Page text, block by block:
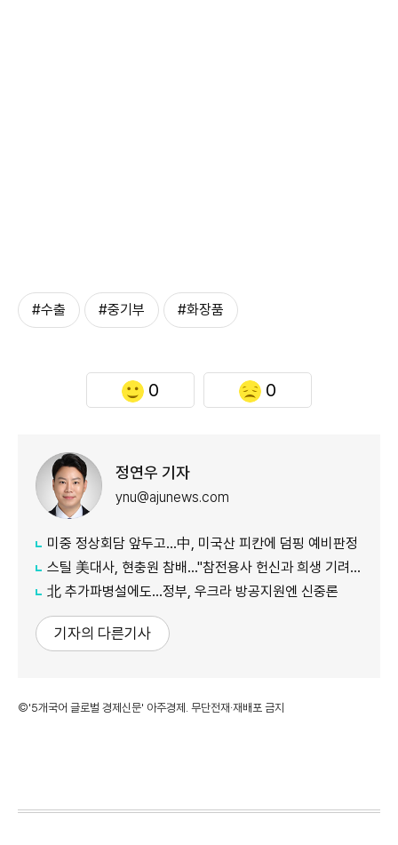
#수출 #중기부 #화장품
0 0
정연우 기자
ynu@ajunews.com
미중 정상회담 앞두고...中, 미국산 피칸에 덤핑 예비판정
스틸 美대사, 현충원 참배..."참전용사 헌신과 희생 기려 영광"
北 추가파병설에도...정부, 우크라 방공지원엔 신중론
기자의 다른기사
©'5개국어 글로벌 경제신문' 아주경제. 무단전재·재배포 금지